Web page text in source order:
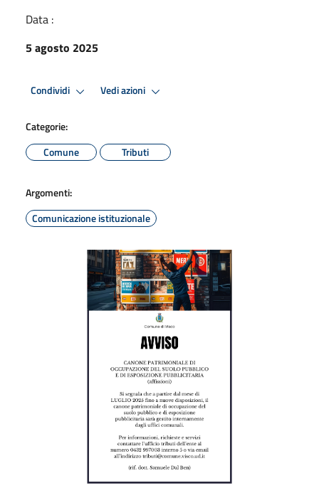
Data :
5 agosto 2025
Condividi Vedi azioni
Categorie:
Comune
Tributi
Argomenti:
Comunicazione istituzionale